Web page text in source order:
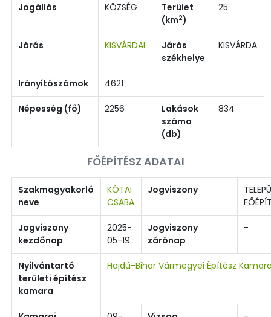
Jogállás KÖZSÉG
Terület
(km2)
25
Járás KISVÁRDAI
Járás
székhelye
KISVÁRDA
Irányítószámok 4621
Népesség (fő) 2256
Lakások
száma
(db)
834
FŐÉPÍTÉSZ ADATAI
Szakmagyakorló
neve
KÓTAI
CSABA
Jogviszony
Jogviszony
kezdőnap
2025-
05-19
Jogviszony
zárónap
-
Nyilvántartó
területi építész
kamara
Hajdú-Bihar Vármegyei Építész